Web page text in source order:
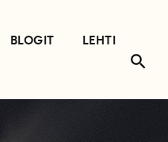
BLOGIT
LEHTI